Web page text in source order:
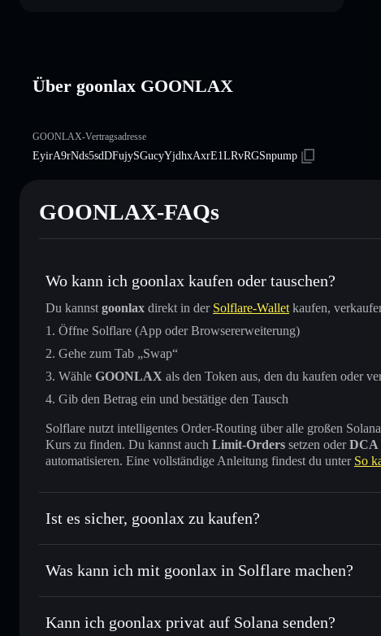
Über goonlax GOONLAX
GOONLAX-Vertragsadresse
EyirA9rNds5sdDFujySGucyYjdhxAxrE1LRvRGSnpump
GOONLAX-FAQs
Wo kann ich goonlax kaufen oder tauschen?
Du kannst goonlax direkt in der Solflare-Wallet kaufen,
Öffne Solflare (App oder Browsererweiterung)
Gehe zum Tab „Swap“
Wähle GOONLAX als den Token aus, den du kaufen oder
Gib den Betrag ein und bestätige den Tausch
Solflare nutzt intelligentes Order-Routing über alle großen
Kurs zu finden. Du kannst auch Limit-Orders setzen oderDCA
automatisieren. Eine vollständige Anleitung findest du unter So
Ist es sicher, goonlax zu kaufen?
goonlax nicht verifiziert
Was kann ich mit goonlax in Solflare machen?
goonlax
Solflare-Wallet
Sofort tauschen– handle GOONLAX gegen SOL, USDC
Kann ich goonlax privat auf Solana senden?